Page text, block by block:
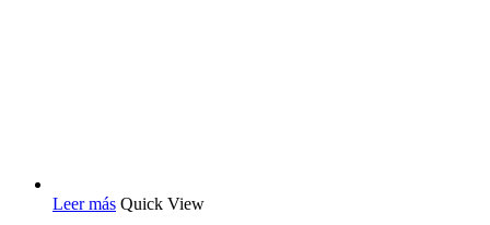
Leer más Quick View